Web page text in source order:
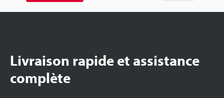
Livraison rapide et assistance
complète